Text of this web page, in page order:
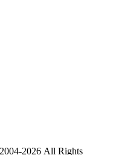
2026 All Rights